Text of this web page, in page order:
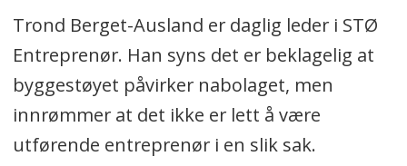
Trond Berget-Ausland er daglig leder i STØ
Entreprenør. Han syns det er beklagelig at
byggestøyet påvirker nabolaget, men
innrømmer at det ikke er lett å være
utførende entreprenør i en slik sak.